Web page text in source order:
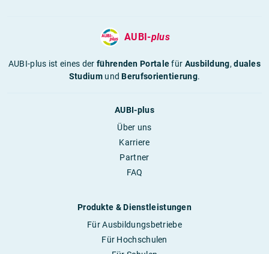
AUBI-plus
AUBI-plus ist eines derführenden Portalefür Ausbildung,duales
StudiumundBerufsorientierung.
AUBI-plus
Über uns
Karriere
Partner
FAQ
Produkte & Dienstleistungen
Für Ausbildungsbetriebe
Für Hochschulen